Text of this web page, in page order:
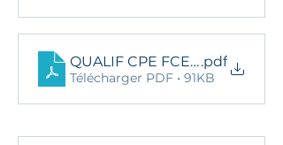
QUALIF CPE FCE NORD
.pdf
Télécharger PDF • 91KB